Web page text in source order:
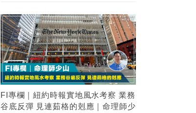
FI專欄｜紐約時報實地風水考察 業務
谷底反彈 見連茹格的剋應｜命理師少